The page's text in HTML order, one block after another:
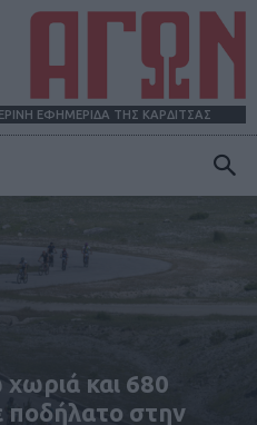
ΕΦΗΜΕΡΙΔΑ ΤΗΣ ΚΑΡΔΙΤΣΑΣ
ΑΓΩΝ
και 680
ποδήλατο στην